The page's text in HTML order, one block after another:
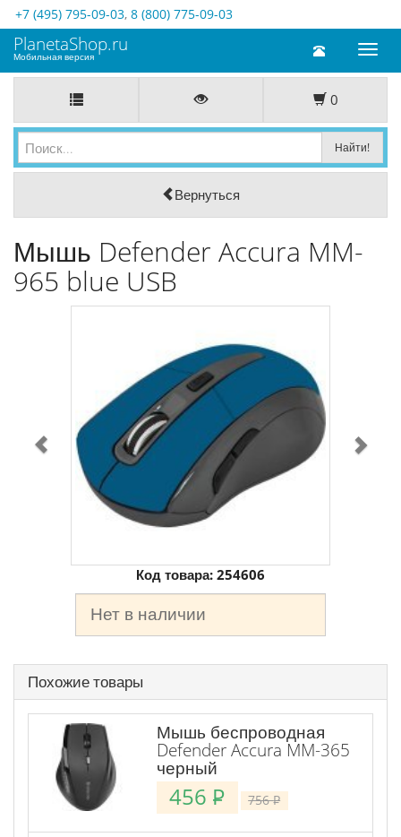
+7 (495) 795-09-03, 8 (800) 775-09-03
Toggle
PlanetaShop.ru
Мобильная версия
0
Вернуться
Мышь Defender Accura MM-
965 blue USB
Код товара: 254606
Нет в наличии
Похожие товары
Мышь беспроводная
Defender Accura MM-365
черный
456 P 756P